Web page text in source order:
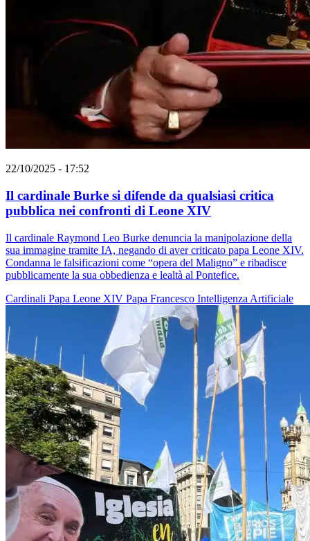
22/10/2025 - 17:52
Il cardinale Burke si difende da qualsiasi critica
pubblica nei confronti di Leone XIV
Il cardinale Raymond Leo Burke denuncia la manipolazione della
sua immagine tramite IA, negando di aver criticato papa Leone XIV.
Condanna le falsificazioni come “opera del Maligno” e ribadisce
pubblicamente la sua obbedienza e lealtà al Pontefice.
Cardinali Papa Leone XIV Papa Francesco Intelligenza Artificiale